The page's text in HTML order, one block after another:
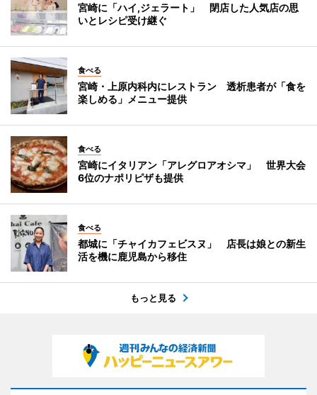
宮崎に「ハイ,ジェラート」 閉店した人気店の思
いとレシピ受け継ぐ
食べる
宮崎・上原内科内にレストラン 透析患者が「食を
楽しめる」メニュー提供
食べる
宮崎にイタリアン「アレグロアオシマ」 世界大会
6位のナポリピザも提供
食べる
都城に「チャイカフェビスヌ」 店長は娘との新生
活を機に鹿児島から移住
もっと見る